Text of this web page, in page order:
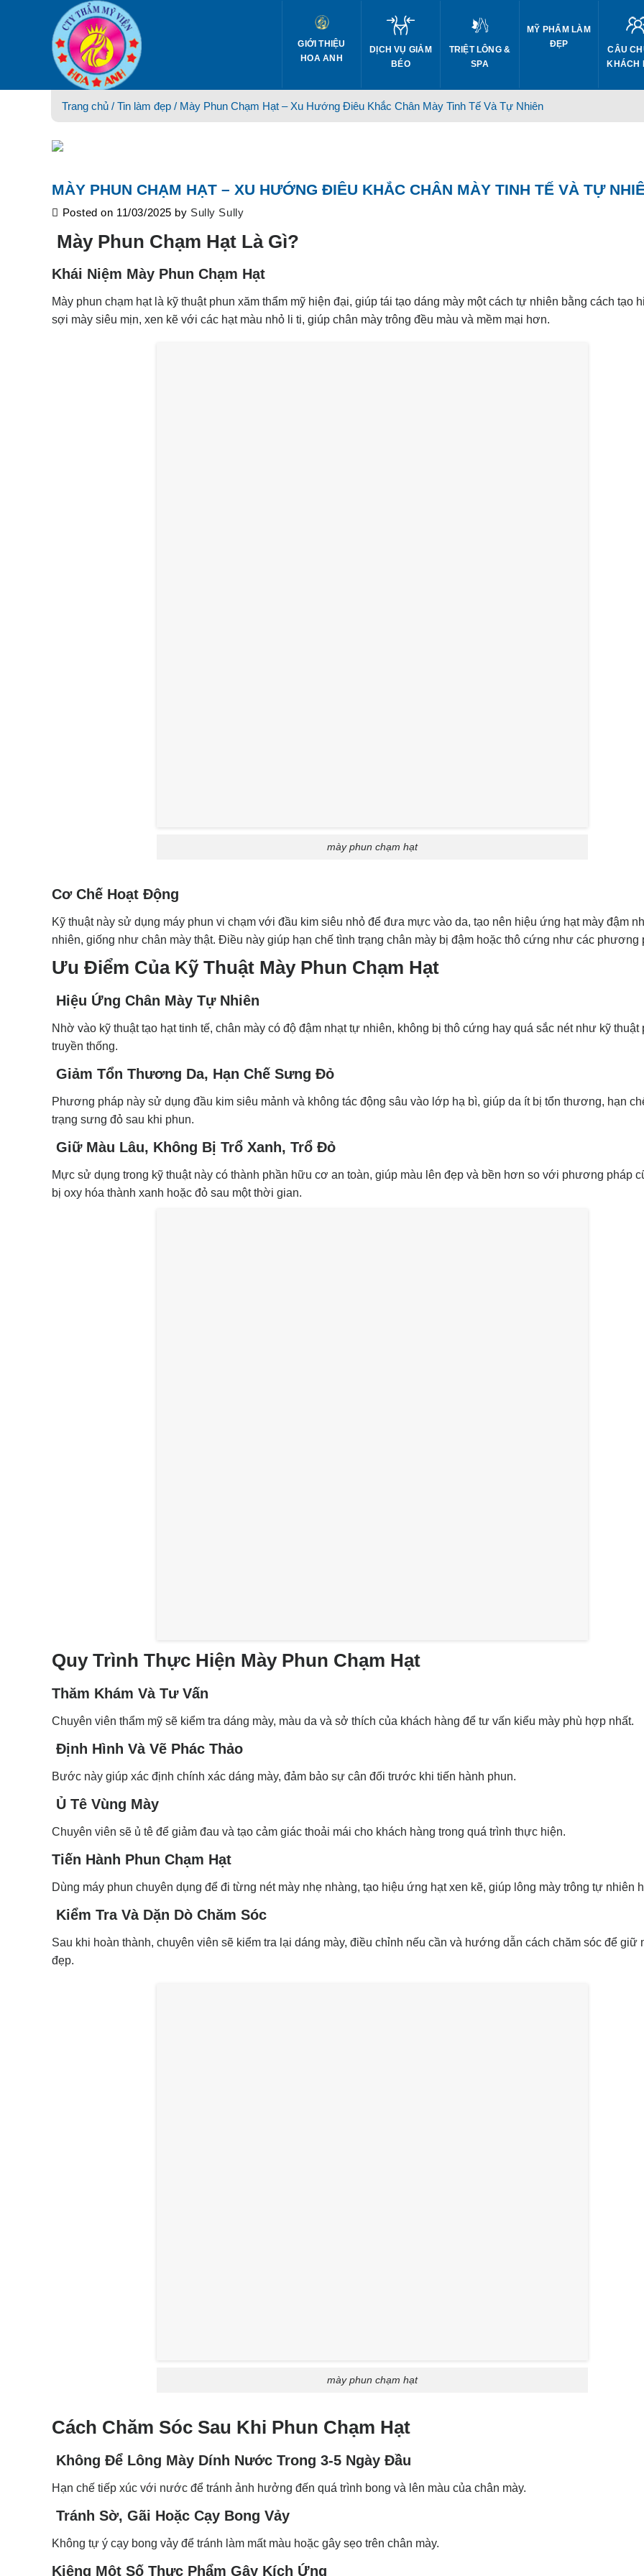
GIỚI THIỆU
HOA ANH
DỊCH VỤ GIẢM
BÉO
TRIỆT LÔNG &
SPA
MỸ PHẨM LÀM
ĐẸP
CÂU
KHÁCH
Trang chủ / Tin làm đẹp/ Mày Phun Chạm Hạt – Xu Hướng Điêu Khắc Chân Mày Tinh Tế Và Tự Nhiên
MÀY PHUN CHẠM HẠT – XU HƯỚNG ĐIÊU KHẮC CHÂN MÀY TINH TẾ VÀ TỰ
Posted on 11/03/2025 by Sully Sully
Mày Phun Chạm Hạt Là Gì?
Khái Niệm Mày Phun Chạm Hạt
Mày phun chạm hạt là kỹ thuật phun xăm thẩm mỹ hiện đại, giúp tái tạo dáng mày một cách tự nhiên bằng cách tạo
sợi mày siêu mịn, xen kẽ với các hạt màu nhỏ li ti, giúp chân mày trông đều màu và mềm mại hơn.
mày phun chạm hạt
Cơ Chế Hoạt Động
Kỹ thuật này sử dụng máy phun vi chạm với đầu kim siêu nhỏ để đưa mực vào da, tạo nên hiệu ứng hạt mày đậm
nhiên, giống như chân mày thật. Điều này giúp hạn chế tình trạng chân mày bị đậm hoặc thô cứng như các phương
Ưu Điểm Của Kỹ Thuật Mày Phun Chạm Hạt
Hiệu Ứng Chân Mày Tự Nhiên
Nhờ vào kỹ thuật tạo hạt tinh tế, chân mày có độ đậm nhạt tự nhiên, không bị thô cứng hay quá sắc nét như kỹ thuật
truyền thống.
Giảm Tổn Thương Da, Hạn Chế Sưng Đỏ
Phương pháp này sử dụng đầu kim siêu mảnh và không tác động sâu vào lớp hạ bì, giúp da ít bị tổn thương, hạn
trạng sưng đỏ sau khi phun.
Giữ Màu Lâu, Không Bị Trổ Xanh, Trổ Đỏ
Mực sử dụng trong kỹ thuật này có thành phần hữu cơ an toàn, giúp màu lên đẹp và bền hơn so với phương pháp
bị oxy hóa thành xanh hoặc đỏ sau một thời gian.
Quy Trình Thực Hiện Mày Phun Chạm Hạt
Thăm Khám Và Tư Vấn
Chuyên viên thẩm mỹ sẽ kiểm tra dáng mày, màu da và sở thích của khách hàng để tư vấn kiểu mày phù hợp nhất.
Định Hình Và Vẽ Phác Thảo
Bước này giúp xác định chính xác dáng mày, đảm bảo sự cân đối trước khi tiến hành phun.
Ủ Tê Vùng Mày
Chuyên viên sẽ ủ tê để giảm đau và tạo cảm giác thoải mái cho khách hàng trong quá trình thực hiện.
Tiến Hành Phun Chạm Hạt
Dùng máy phun chuyên dụng để đi từng nét mày nhẹ nhàng, tạo hiệu ứng hạt xen kẽ, giúp lông mày trông tự nhiên
Kiểm Tra Và Dặn Dò Chăm Sóc
Sau khi hoàn thành, chuyên viên sẽ kiểm tra lại dáng mày, điều chỉnh nếu cần và hướng dẫn cách chăm sóc để giữ
đẹp.
mày phun chạm hạt
Cách Chăm Sóc Sau Khi Phun Chạm Hạt
Không Để Lông Mày Dính Nước Trong 3-5 Ngày Đầu
Hạn chế tiếp xúc với nước để tránh ảnh hưởng đến quá trình bong và lên màu của chân mày.
Tránh Sờ, Gãi Hoặc Cạy Bong Vảy
Không tự ý cạy bong vảy để tránh làm mất màu hoặc gây sẹo trên chân mày.
Kiêng Một Số Thực Phẩm Gây Kích Ứng